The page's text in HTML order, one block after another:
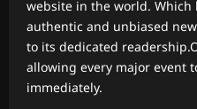
website in the world.
authentic and unbiased
to its dedicated
allowing every major event
immediately.